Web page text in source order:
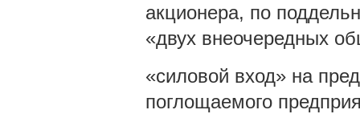
акционера, по
«двух внеочередных
«силовой вход» на
поглощаемого